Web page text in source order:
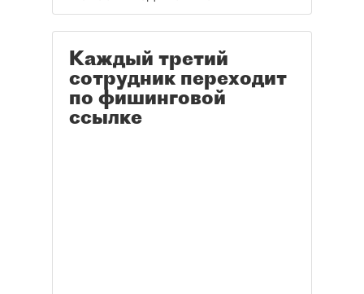
Каждый третий
сотрудник переходит
по фишинговой
ссылке